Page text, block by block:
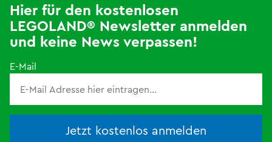
Hier für den kostenlosen
LEGOLAND® Newsletter anmelden
und keine News verpassen!
E-Mail
Jetzt kostenlos anmelden